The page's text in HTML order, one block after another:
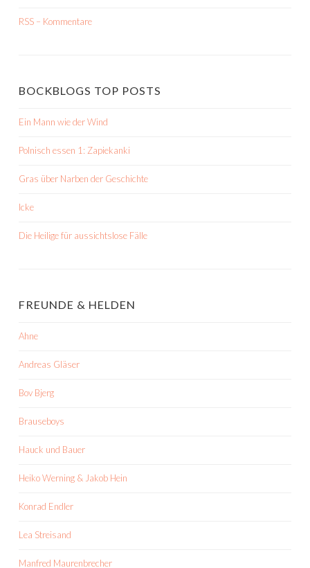
RSS – Kommentare
BOCKBLOGS TOP POSTS
Ein Mann wie der Wind
Polnisch essen 1: Zapiekanki
Gras über Narben der Geschichte
Icke
Die Heilige für aussichtslose Fälle
FREUNDE & HELDEN
Ahne
Andreas Gläser
Bov Bjerg
Brauseboys
Hauck und Bauer
Heiko Werning & Jakob Hein
Konrad Endler
Lea Streisand
Manfred Maurenbrecher